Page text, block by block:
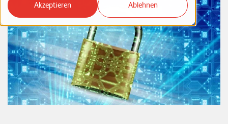
Akzeptieren Ablehnen
P
o
r
t
f
o
l